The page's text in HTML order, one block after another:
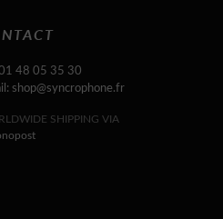
48 05 35 30
shop@syncrophone.fr
SHIPPING VIA